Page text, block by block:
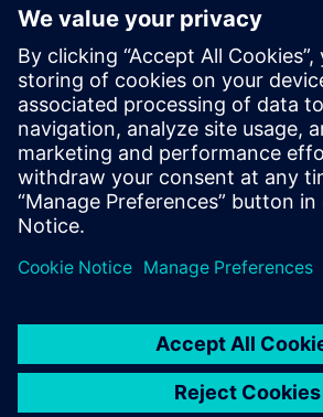
Цифрові рішення для - Виявлення
погіршення продуктивності та
перевірки, технічного
метою запобігання збою в
діагностичної інформації для
Докладніше